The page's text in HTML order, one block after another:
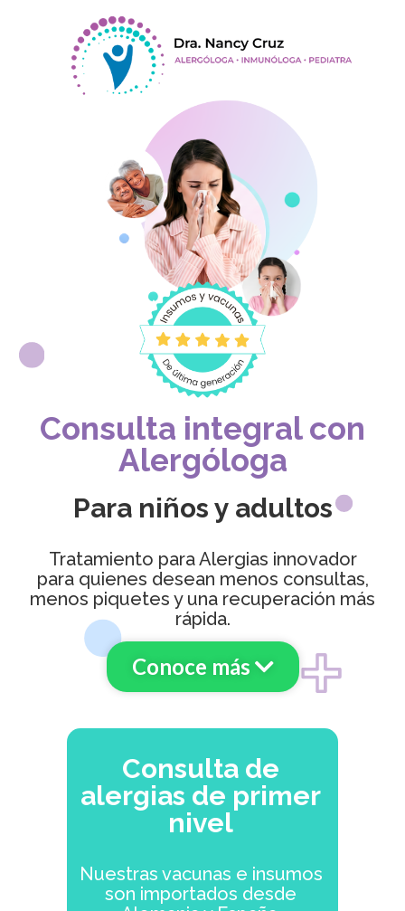
Consulta integral con
Alergóloga
Para niños y adultos
Tratamiento para Alergias innovador
para quienes desean menos consultas,
menos piquetes y una recuperación más
rápida.
Conoce más
Consulta de
alergias de primer
nivel
Nuestras vacunas e insumos
son importados desde